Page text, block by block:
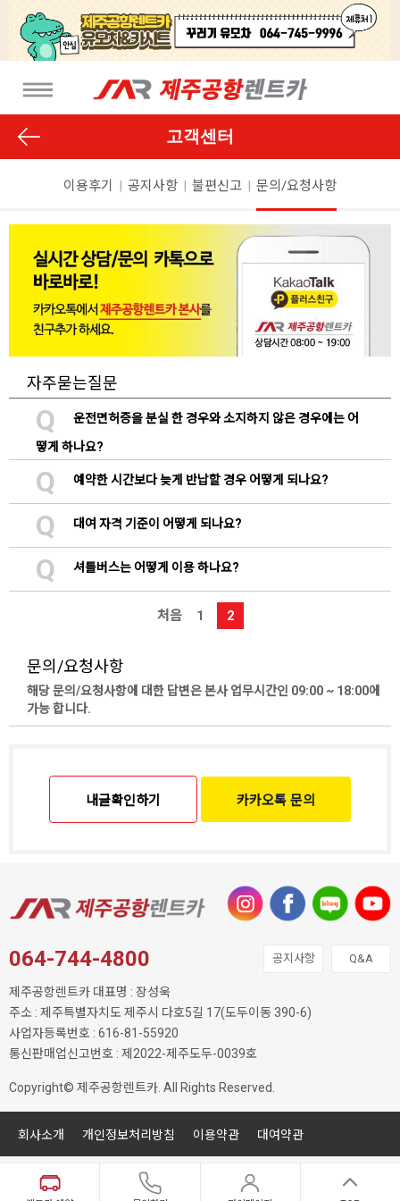
고객센터
이용후기 공지사항 불편신고 문의/요청사항
자주묻는질문
Q
운전면허증을 분실 한 경우와 소지하지 않은 경우에는 어
떻게 하나요?
Q 예약한 시간보다 늦게 반납할 경우 어떻게 되나요?
Q 대여 자격 기준이 어떻게 되나요?
Q 셔틀버스는 어떻게 이용 하나요?
처음 1 2
문의/요청사항
해당 문의/요청사항에 대한 답변은 본사 업무시간인 09:00 ~ 18:00에
가능 합니다.
내글확인하기 카카오톡 문의
064-744-4800 공지사항 Q&A
제주공항렌트카 대표명 : 장성욱
주소 : 제주특별자치도 제주시 다호5길 17(도두이동 390-6)
사업자등록번호 : 616-81-55920
통신판매업신고번호 : 제2022-제주도두-0039호
Copyright© 제주공항렌트카. All Rights Reserved.
회사소개 개인정보처리방침 이용약관 대여약관